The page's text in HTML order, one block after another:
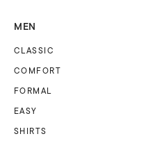
MEN
CLASSIC
COMFORT
FORMAL
EASY
SHIRTS